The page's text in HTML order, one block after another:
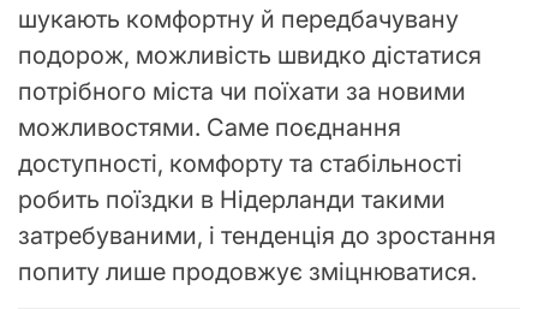
шукають комфортну й передбачувану
подорож, можливість швидко дістатися
потрібного міста чи поїхати за новими
можливостями. Саме поєднання
доступності, комфорту та стабільності
робить поїздки в Нідерланди такими
затребуваними, і тенденція до зростання
попиту лише продовжує зміцнюватися.